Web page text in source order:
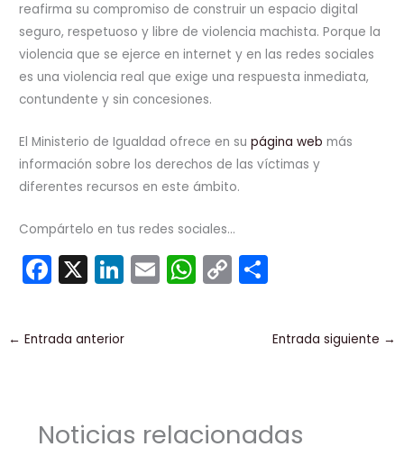
reafirma su compromiso de construir un espacio digital
seguro, respetuoso y libre de violencia machista. Porque la
violencia que se ejerce en internet y en las redes sociales
es una violencia real que exige una respuesta inmediata,
contundente y sin concesiones.
El Ministerio de Igualdad ofrece en supágina web más
información sobre los derechos de las víctimas y
diferentes recursos en este ámbito.
Compártelo en tus redes sociales...
F
a
c
e
o
X Li
n
k
E
m
W
h
p
C
o
k
m
p
← Entrada anterior Entrada siguiente →
Noticias relacionadas